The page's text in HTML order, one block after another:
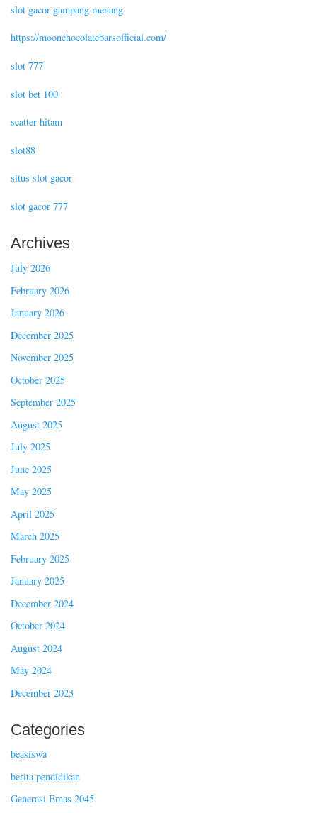
slot gacor gampang menang
https://moonchocolatebarsofficial.com/
slot 777
slot bet 100
scatter hitam
slot88
situs slot gacor
slot gacor 777
Archives
July 2026
February 2026
January 2026
December 2025
November 2025
October 2025
September 2025
August 2025
July 2025
June 2025
May 2025
April 2025
March 2025
February 2025
January 2025
December 2024
October 2024
August 2024
May 2024
December 2023
Categories
beasiswa
berita pendidikan
Generasi Emas 2045